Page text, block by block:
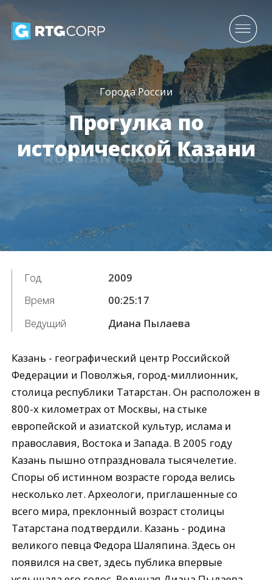
Города России
Прогулка по
исторической Казани
Год
2009
Время
00:25:17
Ведущий
Диана Пылаева
Казань - географический центр Российской
Федерации и Поволжья, город-миллионник,
столица республики Татарстан. Он расположен в
800-х километрах от Москвы, на стыке
европейской и азиатской культур, ислама и
православия, Востока и Запада. В 2005 году
Казань пышно отпраздновала тысячелетие.
Споры об истинном возрасте города велись
несколько лет. Археологи, приглашенные со
всего мира, преклонный возраст столицы
Татарстана подтвердили. Казань - родина
великого певца Федора Шаляпина. Здесь он
появился на свет, здесь публика впервые